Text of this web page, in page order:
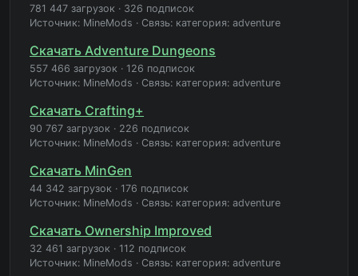
781 447 загрузок · 326 подписок
Источник: MineMods · Связь: категория: adventure
Скачать Adventure Dungeons
557 466 загрузок · 126 подписок
Источник: MineMods · Связь: категория: adventure
Скачать Crafting+
90 767 загрузок · 226 подписок
Источник: MineMods · Связь: категория: adventure
Скачать MinGen
44 342 загрузок · 176 подписок
Источник: MineMods · Связь: категория: adventure
Скачать Ownership Improved
32 461 загрузок · 112 подписок
Источник: MineMods · Связь: категория: adventure